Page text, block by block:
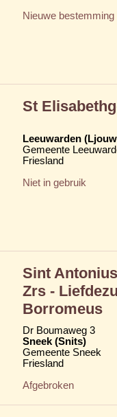
Nieuwe bestemming
St
Leeuwarden
Gemeente
Friesland
Niet in gebruik
Sint
Zrs -
Borromeus
Dr Boumaweg 3
Sneek (Snits)
Gemeente Sneek
Friesland
Afgebroken